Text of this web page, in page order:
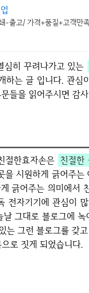
-출고/ 가격+품질+고객만
심히 꾸려나가고 있는
는 글 입니다. 관심
들을 읽어주시면 감
절한효자손은 친절한
시원하게 긁어주
긁어주는 의미에서
전자기기에 관심이
그대로 블로그에
그런 블로그를 갖
로 짓게 되었습니다.